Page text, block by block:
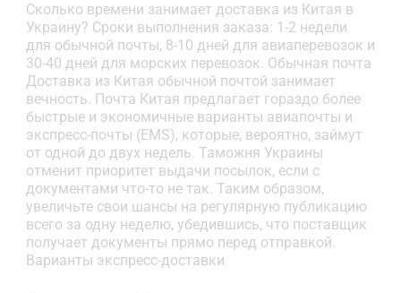
Сколько времени занимает доставка из Китая в
Украину? Сроки выполнения заказа: 1-2 недели
для обычной почты, 8-10 дней для авиаперевозок и
30-40 дней для морских перевозок. Обычная почта
Доставка из Китая обычной почтой занимает
вечность. Почта Китая предлагает гораздо более
быстрые и экономичные варианты авиапочты и
экспресс-почты (EMS), которые, вероятно, займут
от одной до двух недель. Таможня Украины
отменит приоритет выдачи посылок, если с
документами что-то не так. Таким образом,
увеличьте свои шансы на регулярную публикацию
всего за одну неделю, убедившись, что поставщик
получает документы прямо перед отправкой.
Варианты экспресс-доставки